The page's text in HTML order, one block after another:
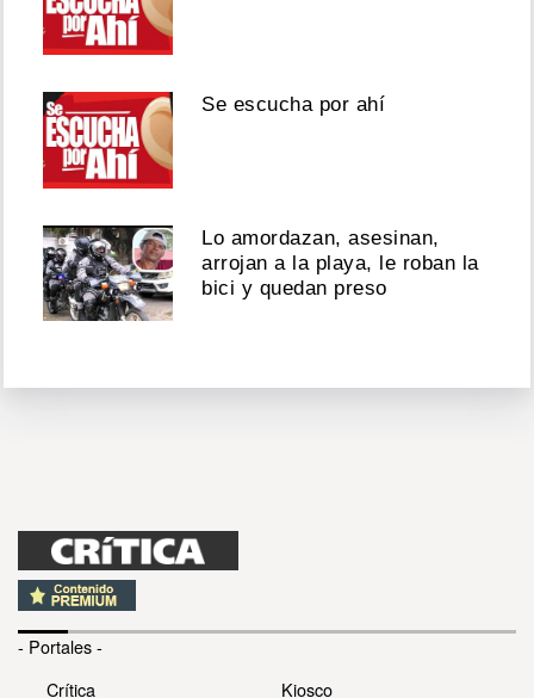
Se escucha por ahí
Lo amordazan, asesinan,
arrojan a la playa, le roban la
bici y quedan preso
- Portales -
Crítica
Kiosco